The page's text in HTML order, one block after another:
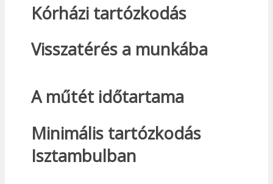
Kórházi tartózkodás
Visszatérés a munkába
A műtét időtartama
Minimális tartózkodás
Isztambulban